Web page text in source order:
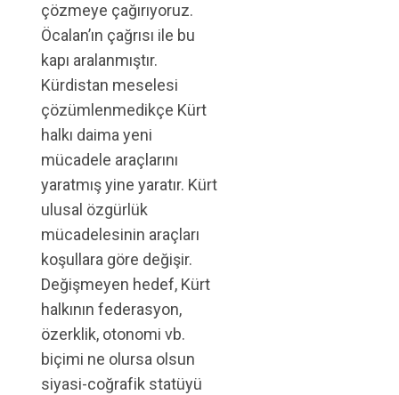
çözmeye çağırıyoruz.
Öcalan’ın çağrısı ile bu
kapı aralanmıştır.
Kürdistan meselesi
çözümlenmedikçe Kürt
halkı daima yeni
mücadele araçlarını
yaratmış yine yaratır. Kürt
ulusal özgürlük
mücadelesinin araçları
koşullara göre değişir.
Değişmeyen hedef, Kürt
halkının federasyon,
özerklik, otonomi vb.
biçimi ne olursa olsun
siyasi-coğrafik statüyü